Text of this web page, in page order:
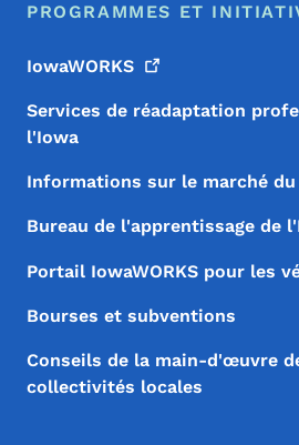
PROGRAMMES ET
IowaWORKS
Services de réadaptation
l'Iowa
Informations sur le marché
Bureau de l'apprentissage de
Portail IowaWORKS pour les
Bourses et subventions
Conseils de la main-d'œuvre
collectivités locales